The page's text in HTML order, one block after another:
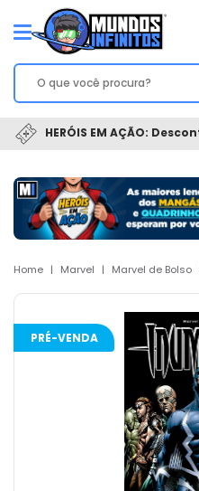
HERÓIS EM AÇÃO:
Home | Marvel | Marvel de Bolso
PRÉ-VENDA